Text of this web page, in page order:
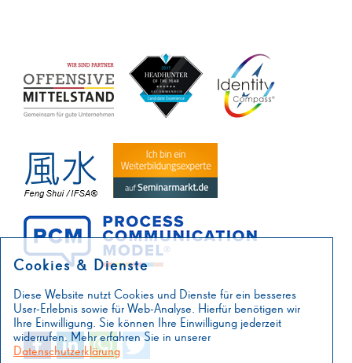
Cookies & Dienste
Diese Website nutzt Cookies und Dienste für ein besseres
User-Erlebnis sowie für Web-Analyse. Hierfür benötigen wir
Ihre Einwilligung. Sie können Ihre Einwilligung jederzeit
widerrufen. Mehr erfahren Sie in unserer
Datenschutzerklärung